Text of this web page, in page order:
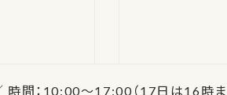
間：10:00～17:00（17日は16時ま